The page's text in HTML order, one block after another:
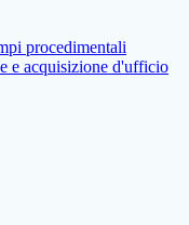
procedimentali
e acquisizione d'ufficio